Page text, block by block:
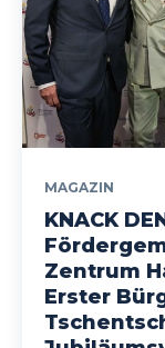
MAGAZIN
KNACK
Zentrum
Erster